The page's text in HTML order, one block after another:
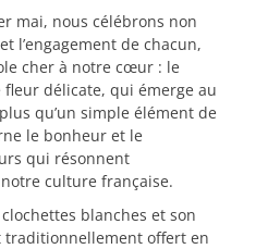
mai, nous célébrons non
l’engagement de chacun,
cher à notre cœur : le
délicate, qui émerge au
qu’un simple élément de
le bonheur et le
qui résonnent
culture française.
blanches et son
offert en